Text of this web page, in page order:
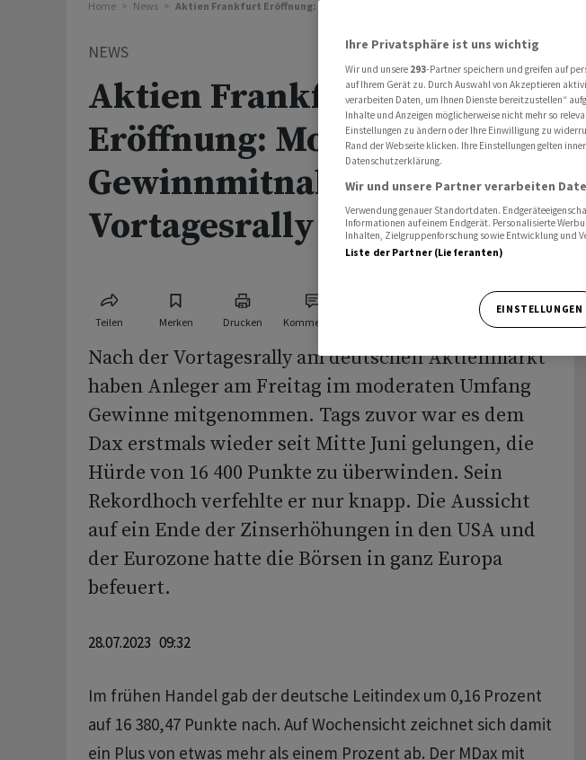
Home News Aktien Frankfurt Eröffnung: Moderate Gewinnmitnahmen nach Vortagesrally
NEWS
Aktien Frankfurt
Eröffnung: Moderate
Gewinnmitnahmen nach
Vortagesrally
Teilen Merken Drucken Kommentare
Nach der Vortagesrally am deutschen Aktienmarkt
haben Anleger am Freitag im moderaten Umfang
Gewinne mitgenommen. Tags zuvor war es dem
Dax erstmals wieder seit Mitte Juni gelungen, die
Hürde von 16 400 Punkte zu überwinden. Sein
Rekordhoch verfehlte er nur knapp. Die Aussicht
auf ein Ende der Zinserhöhungen in den USA und
der Eurozone hatte die Börsen in ganz Europa
befeuert.
28.07.2023 09:32
Im frühen Handel gab der deutsche Leitindex um 0,16 Prozent
auf 16 380,47 Punkte nach. Auf Wochensicht zeichnet sich damit
ein Plus von etwas mehr als einem Prozent ab. Der MDax mit
Ihre Privatsphäre ist uns wichtig
Wir und unsere 293-Partner speichern und greifen auf
auf Ihrem Gerät zu. Durch Auswahl von Akzeptieren
verarbeiten Daten, um Ihnen Dienste bereitzustellen“
Inhalte und Anzeigen möglicherweise nicht mehr so
Einstellungen zu ändern oder Ihre Einwilligung zu
Rand der Webseite klicken. Ihre Einstellungen gelten
Datenschutzerklärung.
Wir und unsere Partner verarbeiten
Verwendung genauer Standortdaten.
Informationen auf einem Endgerät. Personalisierte
Inhalten, Zielgruppenforschung sowie Entwicklung und
Liste der Partner (Lieferanten)
EINSTELLUNGEN